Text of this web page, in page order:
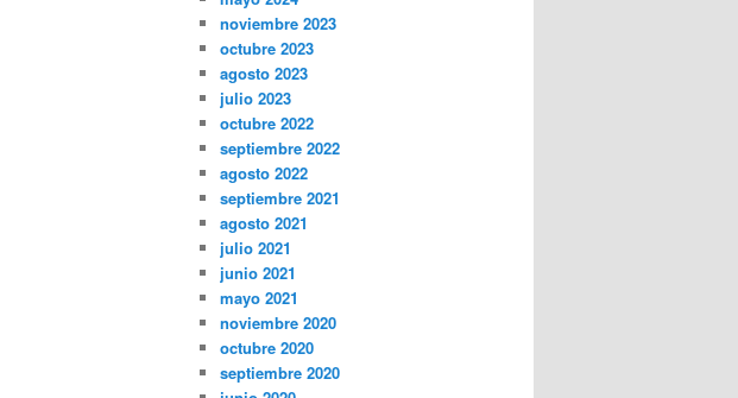
noviembre 2023
octubre 2023
agosto 2023
julio 2023
octubre 2022
septiembre 2022
agosto 2022
septiembre 2021
agosto 2021
julio 2021
junio 2021
mayo 2021
noviembre 2020
octubre 2020
septiembre 2020